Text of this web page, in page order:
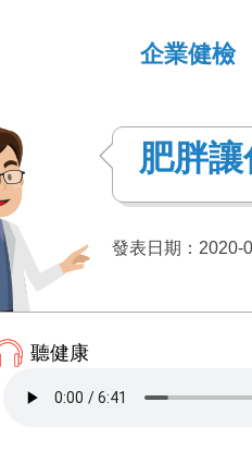
企業健檢
肥胖
發表日期：2020-
聽健康